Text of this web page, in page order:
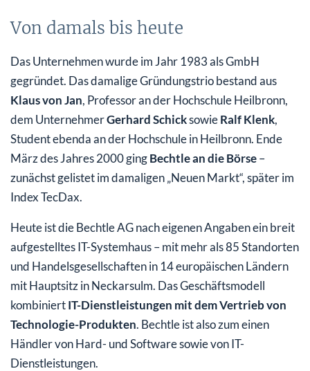
Von damals bis heute
Das Unternehmen wurde im Jahr 1983 als GmbH
gegründet. Das damalige Gründungstrio bestand aus
Klaus von Jan, Professor an der Hochschule Heilbronn,
dem UnternehmerGerhard SchicksowieRalf Klenk,
Student ebenda an der Hochschule in Heilbronn. Ende
März des Jahres 2000 gingBechtle an die Börse–
zunächst gelistet im damaligen „Neuen Markt“, später im
Index TecDax.
Heute ist die Bechtle AG nach eigenen Angaben ein breit
aufgestelltes IT-Systemhaus – mit mehr als 85 Standorten
und Handelsgesellschaften in 14 europäischen Ländern
mit Hauptsitz in Neckarsulm. Das Geschäftsmodell
kombiniertIT-Dienstleistungen mit dem Vertrieb von
Technologie-Produkten. Bechtle ist also zum einen
Händler von Hard- und Software sowie von IT-
Dienstleistungen.